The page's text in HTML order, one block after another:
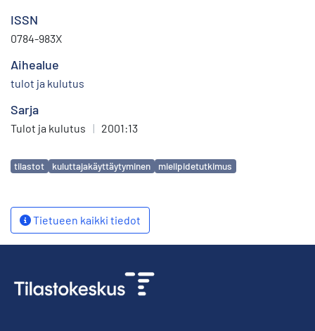
ISSN
0784-983X
Aihealue
tulot ja kulutus
Sarja
Tulot ja kulutus | 2001:13
Avainsanat
tilastot kuluttajakäyttäytyminen mielipidetutkimus
Tietueen kaikki tiedot